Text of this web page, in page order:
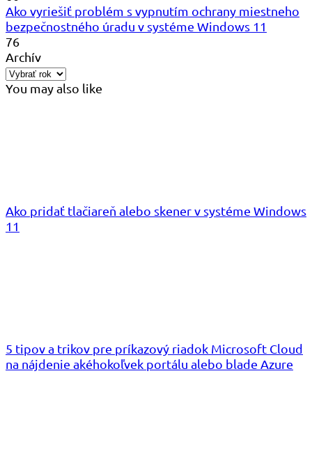
Ako vyriešiť problém s vypnutím ochrany miestneho
bezpečnostného úradu v systéme Windows 11
76
Archív
You may also like
Ako pridať tlačiareň alebo skener v systéme Windows
11
5 tipov a trikov pre príkazový riadok Microsoft Cloud
na nájdenie akéhokoľvek portálu alebo blade Azure